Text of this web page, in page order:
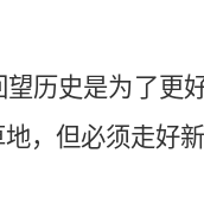
历史是为了更
，但必须走好新